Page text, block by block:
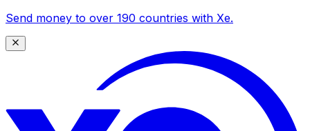
Send money to over 190 countries with Xe.